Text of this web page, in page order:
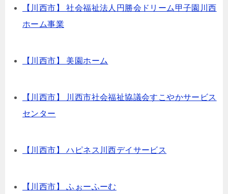
【川西市】 社会福祉法人円勝会ドリーム甲子園川西
ホーム事業
【川西市】 美園ホーム
【川西市】 川西市社会福祉協議会すこやかサービス
センター
【川西市】 ハピネス川西デイサービス
【川西市】 ふぉーふーむ